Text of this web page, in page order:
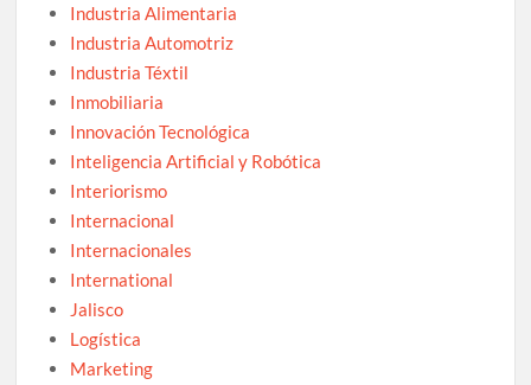
Industria Alimentaria
Industria Automotriz
Industria Téxtil
Inmobiliaria
Innovación Tecnológica
Inteligencia Artificial y Robótica
Interiorismo
Internacional
Internacionales
International
Jalisco
Logística
Marketing